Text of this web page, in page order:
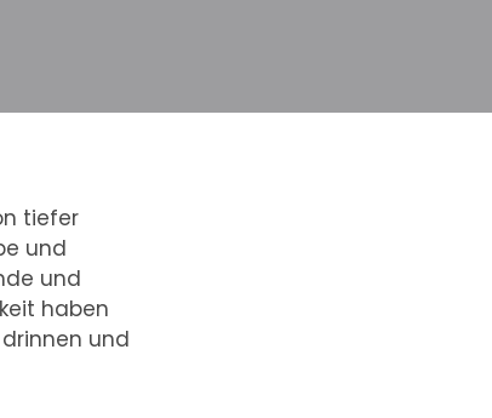
tiefer
und
und
haben
und